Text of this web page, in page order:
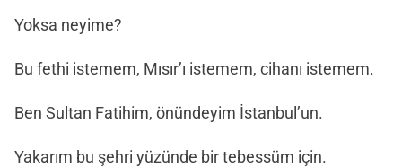
Yoksa neyime?
Bu fethi istemem, Mısır’ı istemem, cihanı istemem.
Ben Sultan Fatihim, önündeyim İstanbul’un.
Yakarım bu şehri yüzünde bir tebessüm için.